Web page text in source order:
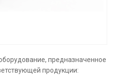
предназначенное
продукции: